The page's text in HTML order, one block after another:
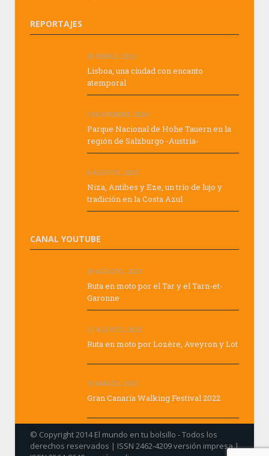
REPORTAJES
28 ENERO, 2026
Lisboa, una ciudad con encanto
atemporal
3 NOVIEMBRE, 2024
Parque Nacional de Hohe Tauern en la
región de Salzburgo -Austria-
8 AGOSTO, 2023
Niza, Antibes y Eze, un trío de lujo y
tradición en la Costa Azul
CANAL YOUTUBE
29 AGOSTO, 2023
Ruta en moto por el Tar y el Tarn-et-
Garonne
21 AGOSTO, 2023
Ruta en moto por Lozère, Aveyron y Lot
10 MARZO, 2023
Gran Canaria Walking Festival 2022
© Copyright 2014 El mundo en tu bolsillo - Todos los
derechos reservados | ISSN 2462-4209 versión impresa |